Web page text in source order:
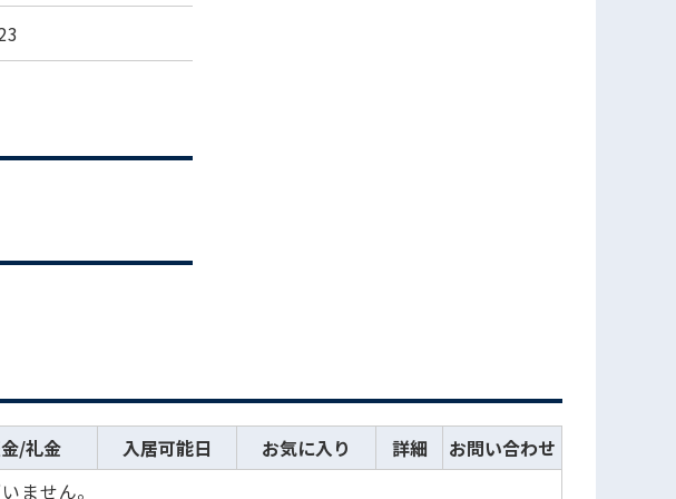
/礼金 入居可能日 お気に入り 詳細
お問い合わせ
ません。